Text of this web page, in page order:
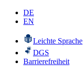
DE
EN
Leichte Sprache
DGS
Barrierefreiheit